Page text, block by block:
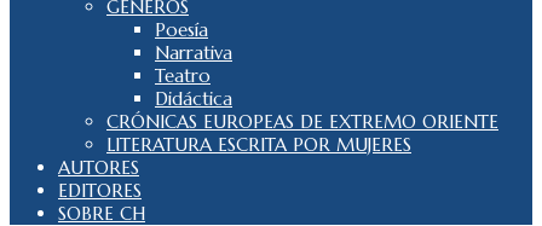
GÉNEROS
Poesía
Narrativa
Teatro
Didáctica
CRÓNICAS EUROPEAS DE EXTREMO ORIENTE
LITERATURA ESCRITA POR MUJERES
AUTORES
EDITORES
SOBRE CH